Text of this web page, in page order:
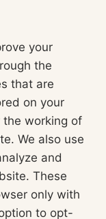
your
the
that are
on your
the working of
We also use
and
These
only with
to opt-